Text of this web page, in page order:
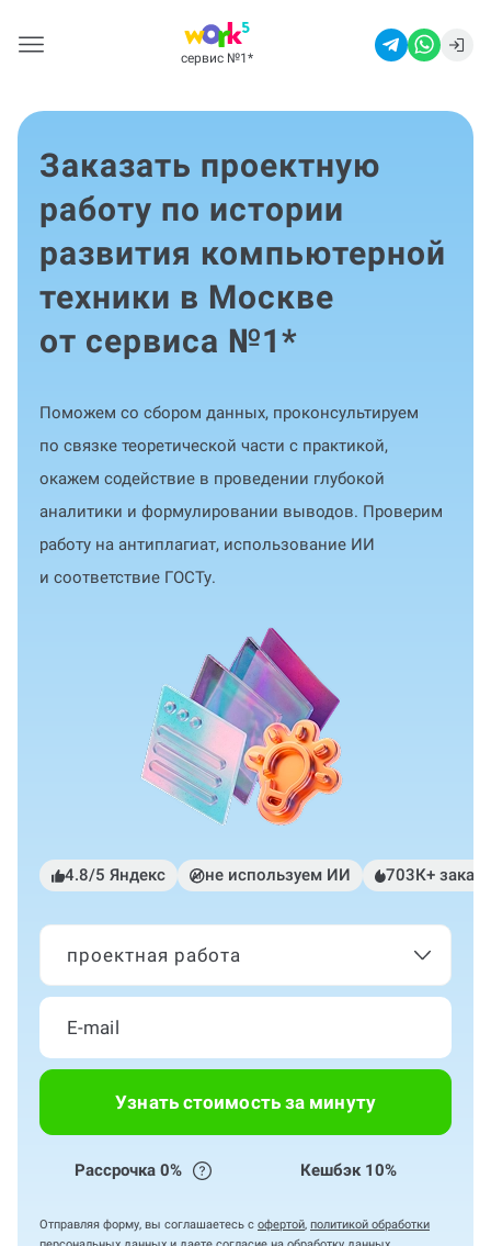
сервис №1 *
Заказать проектную
работу по истории
развития компьютерной
техники в Москве
от сервиса №1*
Поможем со сбором данных, проконсультируем
по связке теоретической части с практикой,
окажем содействие в проведении глубокой
аналитики и формулировании выводов. Проверим
работу на антиплагиат, использование ИИ
и соответствие ГОСТу.
4.8/5 Яндекс не используем ИИ 703К+
проектная работа
Узнать стоимость за минуту
Рассрочка 0% Кешбэк 10%
Отправляя форму, вы соглашаетесь с офертой, политикой обработки